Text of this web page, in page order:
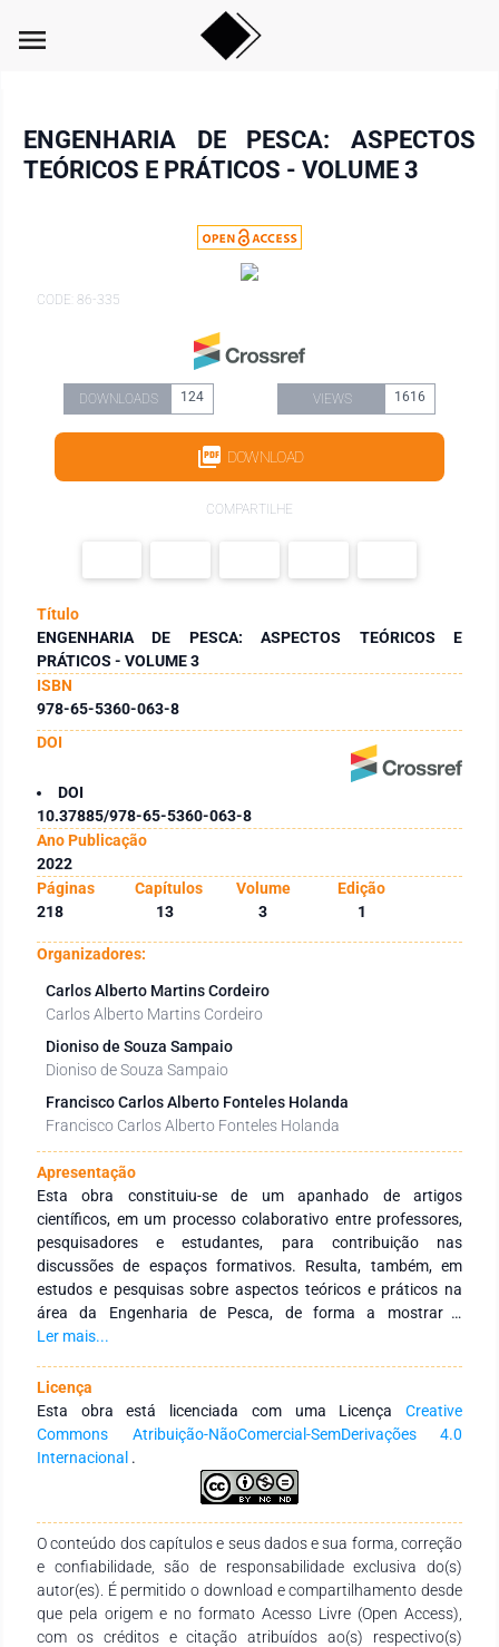
menu
ENGENHARIA DE PESCA: ASPECTOS
TEÓRICOS E PRÁTICOS - VOLUME 3
CODE: 86-335
DOWNLOADS 124 VIEWS 1616
DOWNLOAD
COMPARTILHE
Título
ENGENHARIA DE PESCA: ASPECTOS TEÓRICOS E
PRÁTICOS - VOLUME 3
ISBN
978-65-5360-063-8
DOI
DOI
10.37885/978-65-5360-063-8
Ano Publicação
2022
Páginas
Capítulos Volume
Edição
218
13 3 1
Organizadores:
Carlos Alberto Martins Cordeiro
Carlos Alberto Martins Cordeiro
Dioniso de Souza Sampaio
Dioniso de Souza Sampaio
Francisco Carlos Alberto Fonteles Holanda
Francisco Carlos Alberto Fonteles Holanda
Apresentação
Esta obra constituiu-se de um apanhado de artigos
científicos, em um processo colaborativo entre professores,
pesquisadores e estudantes, para contribuição nas
discussões de espaços formativos. Resulta, também, em
estudos e pesquisas sobre aspectos teóricos e práticos na
área da Engenharia de Pesca, de forma a mostrar e
caracterizar atividades relacionadas ao cultivo, captura e
disso, pôde mostrar o desenvolvimento de pesquisas de
novos métodos e técnicas de criação e melhorias genéticas
dos animais, aumentando a qualidade do produto final.
Agradecemos aos autores pelo empenho, disponibilidade e
dedicação para o desenvolvimento e conclusão dessa obra.
Esperamos também que esta obra sirva de instrumento
didático-pedagógico para estudantes, professores dos
diversos níveis de ensino em seus trabalhos e demais
interessados pela temática.
Ler mais...
Licença
Esta obra está licenciada com uma Licença Creative
Commons Atribuição-NãoComercial-SemDerivações 4.0
Internacional .
O conteúdo dos capítulos e seus dados e sua forma, correção
e confiabilidade, são de responsabilidade exclusiva do(s)
autor(es). É permitido o download e compartilhamento desde
que pela origem e no formato Acesso Livre (Open Access),
com os créditos e citação atribuídos ao(s) respectivo(s)